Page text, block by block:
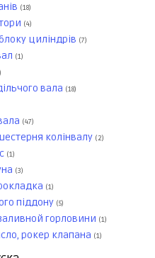
(18)
(4)
циліндрів (7)
(1)
вала (18)
(47)
колінвалу (2)
(1)
(3)
(1)
піддону (5)
горловини (1)
рокер клапана (1)